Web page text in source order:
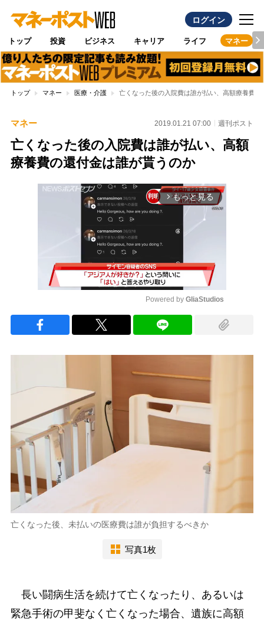
ログイン
トップ 投資 ビジネス キャリア ライフ マネー
トップ マネー 医療・介護 亡くなった後の入院費は誰が払い、高額療養費
マネー 2019.01.21 07:00 週刊ポスト
亡くなった後の入院費は誰が払い、高額
療養費の還付金は誰が貰うのか
arrow_forward_ios もっと見る
Powered by GliaStudios
亡くなった後、未払いの医療費は誰が負担するべきか
写真1枚
長い闘病生活を続けて亡くなったり、あるいは
緊急手術の甲斐なく亡くなった場合、遺族に高額